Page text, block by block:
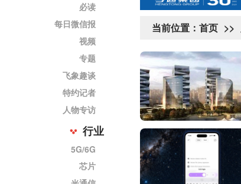
必读
每日微信报
视频
专题
飞象趣谈
特约记者
人物专访
行业
5G/6G
芯片
当前位置： 首页 >>